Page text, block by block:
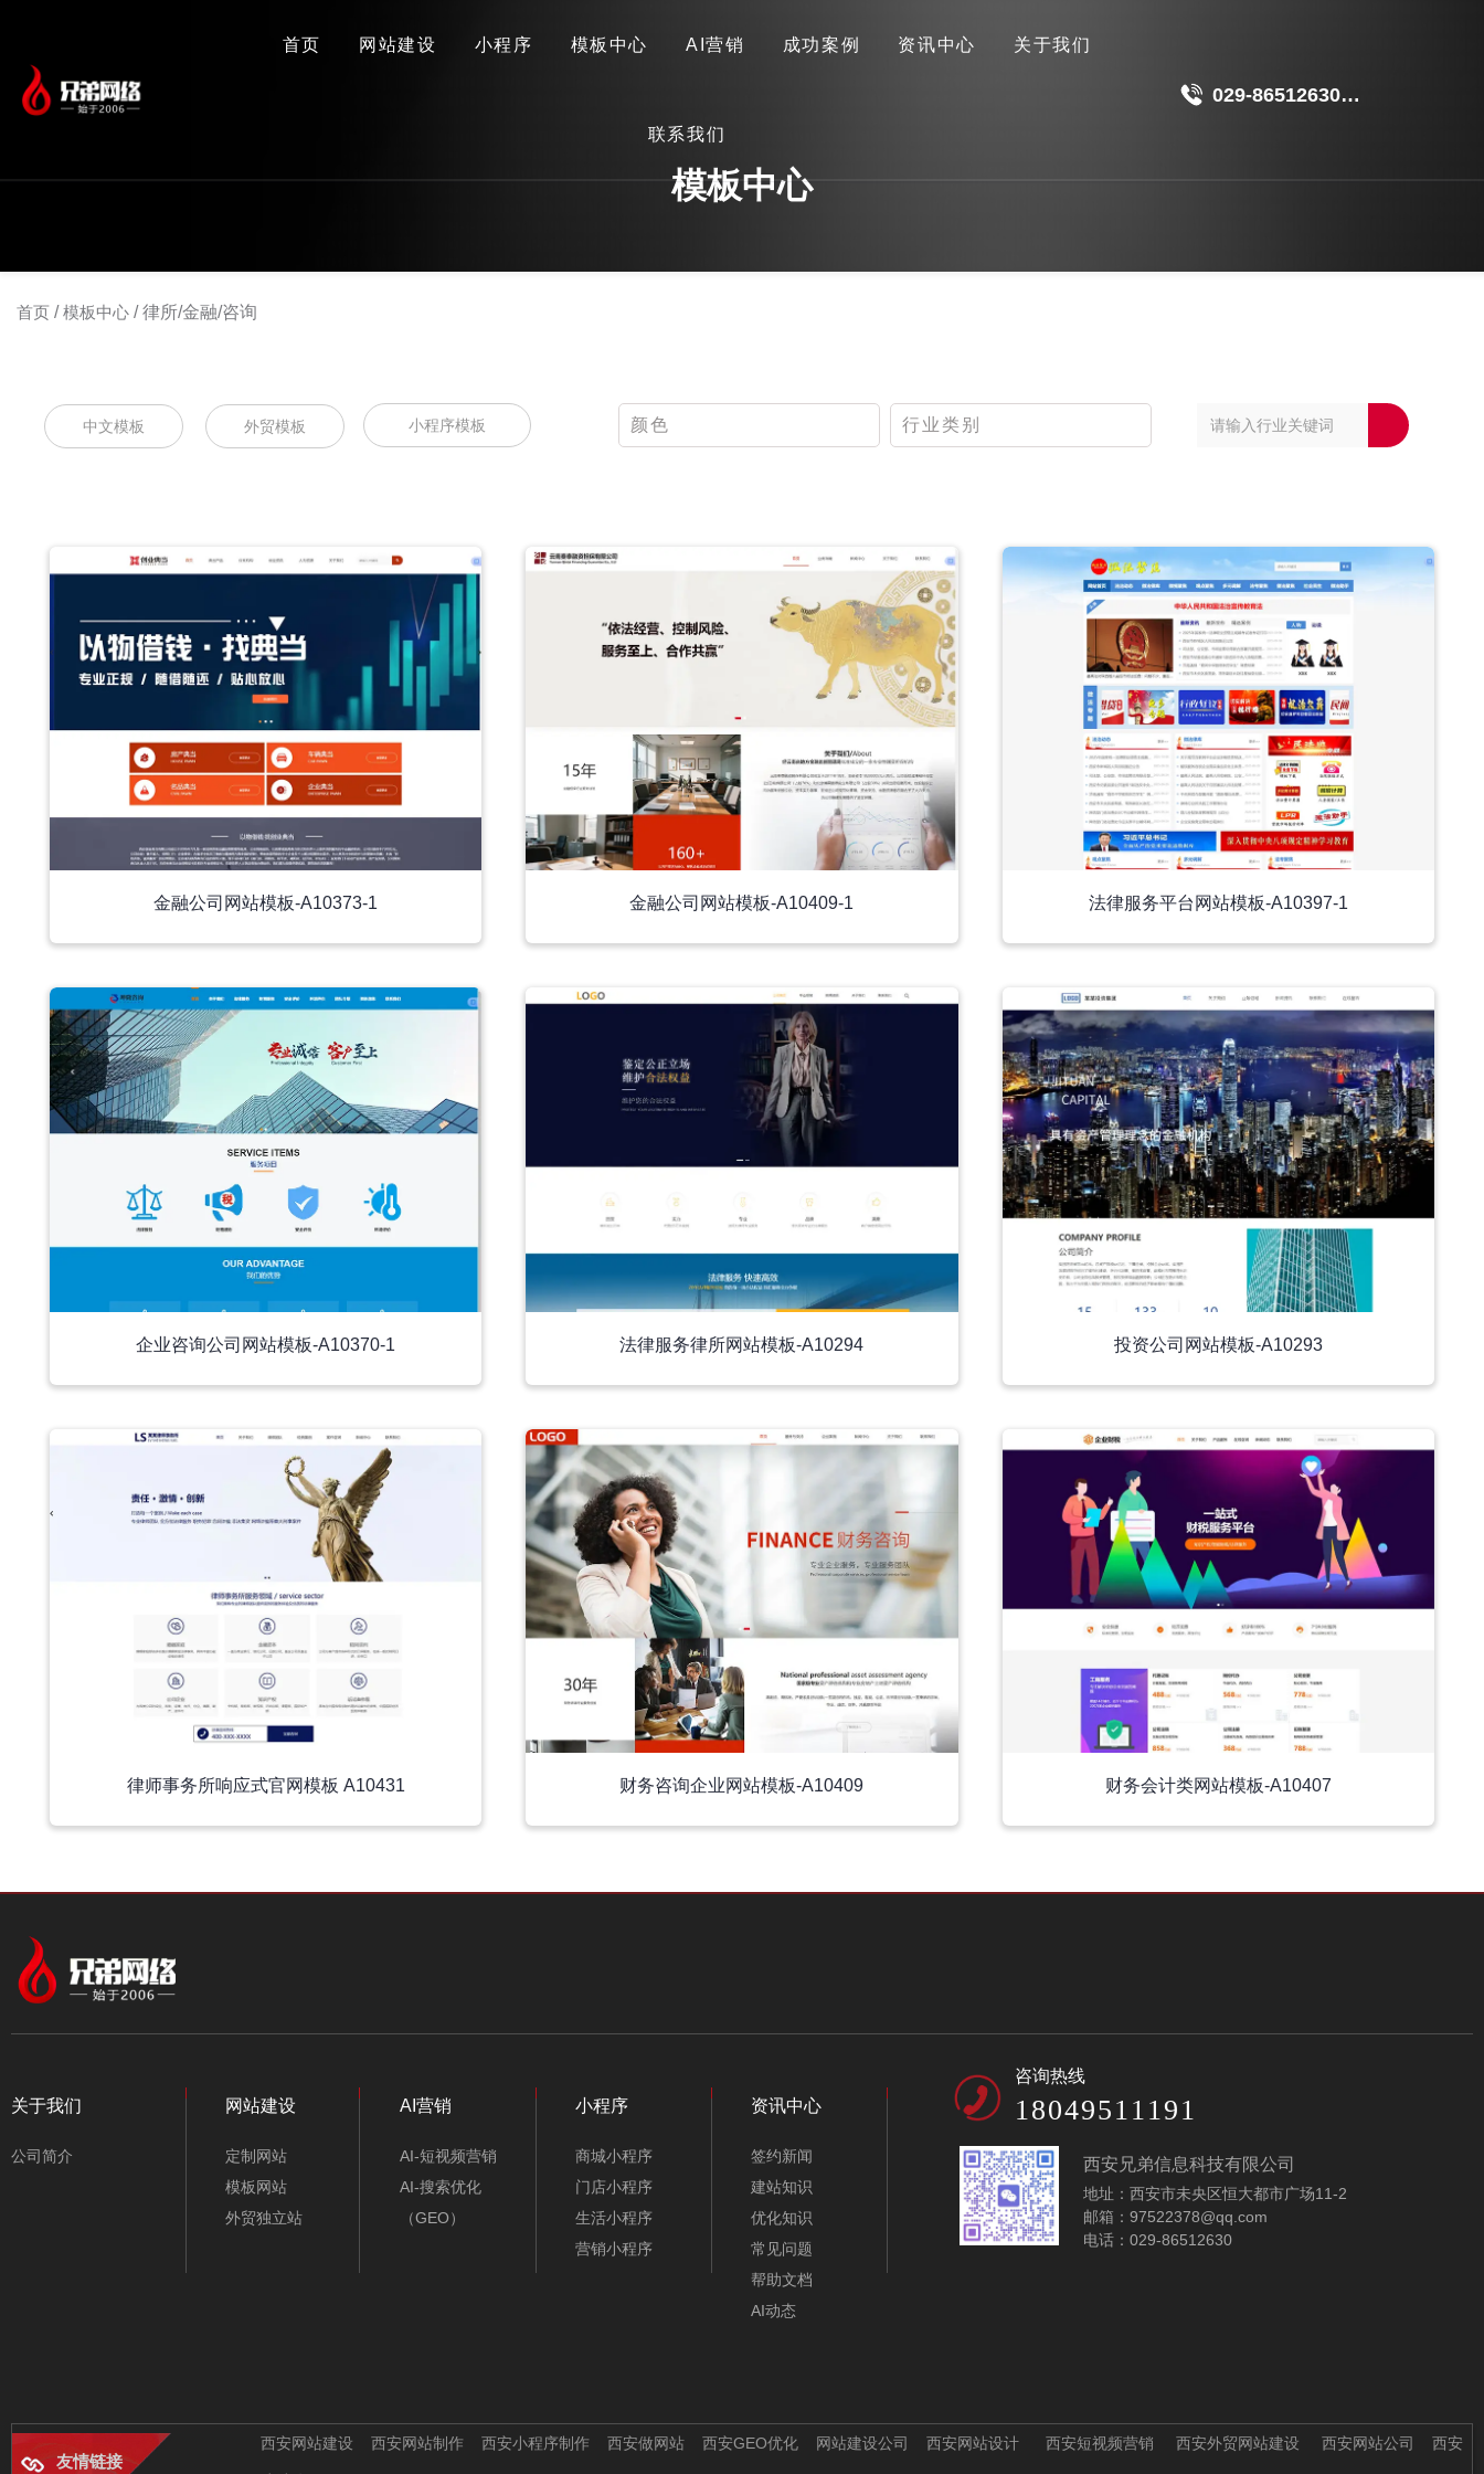
首页 网站建设 小程序 模板中心 AI营销 成功案例 资讯中心 关于我们
联系我们
029-86512630
首页 关于我们 网站建设 小程序 模板中心
模板中心
首页 /模板中心 /律所/金融/咨询
中文模板 外贸模板 小程序模板 颜色 行业类别
金融公司网站模板-A10373-1 金融公司网站模板-A10409-1 法律服务平台网站模板-A10397-1
企业咨询公司网站模板-A10370-1 法律服务律所网站模板-A10294 投资公司网站模板-A10293
律师事务所响应式官网模板 A10431 财务咨询企业网站模板-A10409 财务会计类网站模板-A10407
中文模板
外贸模板
颜色
不限类别
房产/建筑/装修
A10373-1
A10409-1
板-A10397-1
企业咨询公司网站模
关于我们
公司简介
网站建设
定制网站
模板网站
外贸独立站
AI营销
AI-短视频营销
AI-搜索优化
（GEO）
小程序
商城小程序
门店小程序
生活小程序
营销小程序
资讯中心
签约新闻
建站知识
优化知识
常见问题
帮助文档
AI动态
咨询热线
18049511191
西安兄弟信息科技有限公司
地址：西安市未央区恒大都市广场11-2
邮箱：97522378@qq.com
电话：029-86512630
友情链接
西安网站建设 西安网站制作 西安小程序制作 西安做网站 西安GEO优化 网站建设公司 西安网站设计 西安短视频营销 西安外贸网站建设 西安网站公司 西安